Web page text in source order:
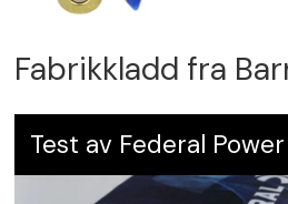
Fabrikkladd fra
Test av Federal